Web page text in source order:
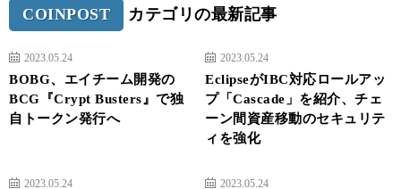
COINPOST カテゴリの最新記事
2023.05.24
BOBG、エイチーム開発の
BCG『Crypt Busters』で独
自トークン発行へ
2023.05.24
EclipseがIBC対応ロールアッ
プ「Cascade」を紹介、チェ
ーン間資産移動のセキュリテ
ィを強化
2023.05.24 2023.05.24